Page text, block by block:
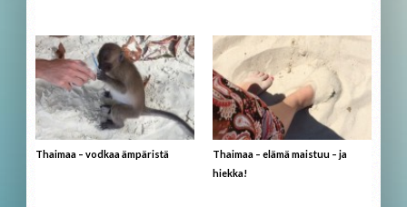
Thaimaa – vodkaa ämpäristä
Thaimaa – elämä maistuu – ja
hiekka!